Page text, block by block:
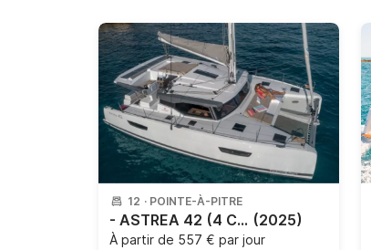
12 · POINTE-À-PITRE
- ASTREA 42 (4 CAB + 2 / 4 SDB) (2025)
À partir de 557 € par jour